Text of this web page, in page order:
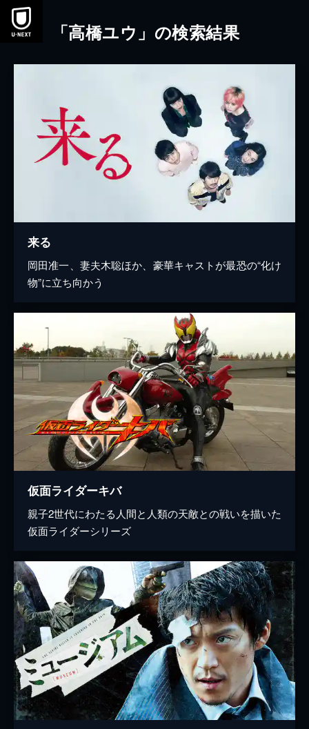
本文へスキップ
「高橋ユウ」の検索結果
来る
岡田准一、妻夫木聡ほか、豪華キャストが最恐の“化け
物”に立ち向かう
仮面ライダーキバ
親子2世代にわたる人間と人類の天敵との戦いを描いた
仮面ライダーシリーズ